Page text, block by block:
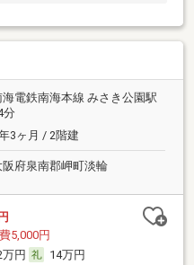
海電鉄南海本線 みさき公園駅
分
3ヶ月 / 2階建
阪府泉南郡岬町淡輪
5,000円
万円
14万円